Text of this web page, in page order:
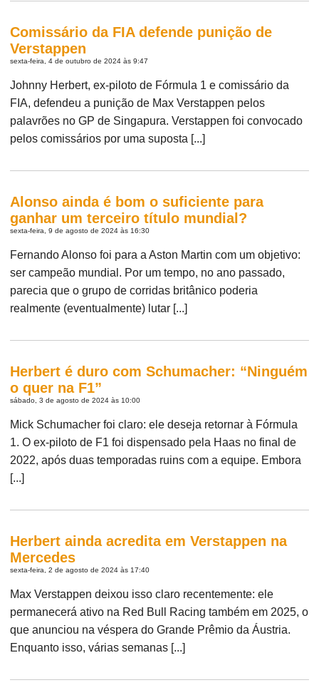
Comissário da FIA defende punição de
Verstappen
sexta-feira, 4 de outubro de 2024 às 9:47
Johnny Herbert, ex-piloto de Fórmula 1 e comissário da
FIA, defendeu a punição de Max Verstappen pelos
palavrões no GP de Singapura. Verstappen foi convocado
pelos comissários por uma suposta [...]
Alonso ainda é bom o suficiente para
ganhar um terceiro título mundial?
sexta-feira, 9 de agosto de 2024 às 16:30
Fernando Alonso foi para a Aston Martin com um objetivo:
ser campeão mundial. Por um tempo, no ano passado,
parecia que o grupo de corridas britânico poderia
realmente (eventualmente) lutar [...]
Herbert é duro com Schumacher: “Ninguém
o quer na F1”
sábado, 3 de agosto de 2024 às 10:00
Mick Schumacher foi claro: ele deseja retornar à Fórmula
1. O ex-piloto de F1 foi dispensado pela Haas no final de
2022, após duas temporadas ruins com a equipe. Embora
[...]
Herbert ainda acredita em Verstappen na
Mercedes
sexta-feira, 2 de agosto de 2024 às 17:40
Max Verstappen deixou isso claro recentemente: ele
permanecerá ativo na Red Bull Racing também em 2025, o
que anunciou na véspera do Grande Prêmio da Áustria.
Enquanto isso, várias semanas [...]